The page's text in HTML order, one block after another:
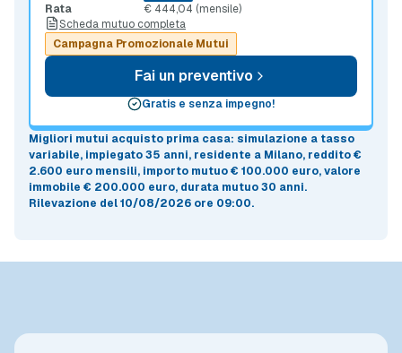
Rata
€ 444,04 (mensile)
Scheda mutuo completa
Campagna Promozionale Mutui
Fai un preventivo
Gratis e senza impegno!
Migliori mutui acquisto prima casa: simulazione a tasso
variabile, impiegato 35 anni, residente a Milano, reddito €
2.600 euro mensili, importo mutuo€ 100.000 euro, valore
immobile € 200.000 euro, durata mutuo30 anni.
Rilevazione del 10/08/2026 ore 09:00.